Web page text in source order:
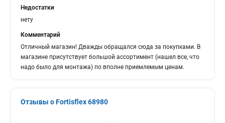
Недостатки
нету
Комментарий
Отличный магазин! Дважды обращался сюда за покупками. В
магазине присутствует большой ассортимент (нашел все, что
надо было для монтажа) по вполне приемлемым ценам.
Отзывы о Fortisflex 68980